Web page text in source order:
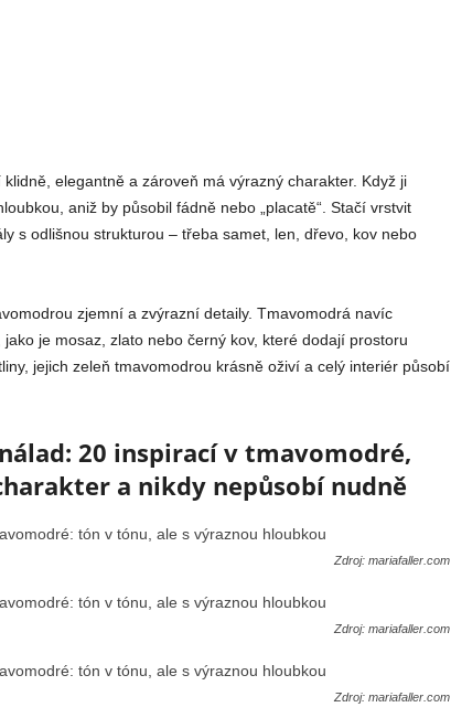
elegantně a zároveň má výrazný charakter. Když ji
aniž by působil fádně nebo „placatě“. Stačí vrstvit
s odlišnou strukturou – třeba samet, len, dřevo, kov nebo
zjemní a zvýrazní detaily. Tmavomodrá navíc
je mosaz, zlato nebo černý kov, které dodají prostoru
jejich zeleň tmavomodrou krásně oživí a celý interiér působí
20 inspirací v tmavomodré,
a nikdy nepůsobí nudně
Zdroj: mariafaller.com
Zdroj: mariafaller.com
Zdroj: mariafaller.com